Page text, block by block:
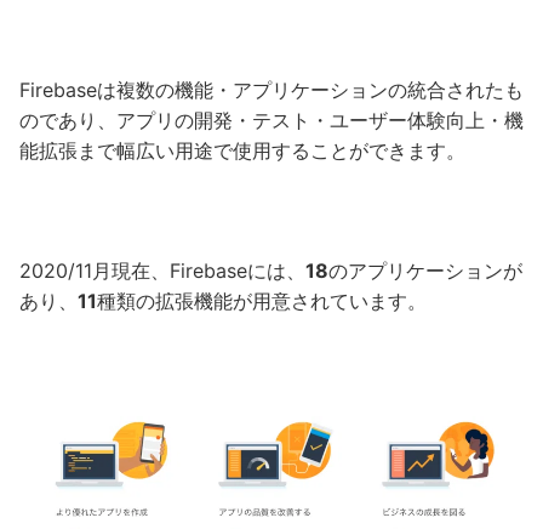
Firebaseは複数の機能・アプリケーションの統合されたも
のであり、アプリの開発・テスト・ユーザー体験向上・機
能拡張まで幅広い用途で使用することができます。
2020/11月現在、Firebaseには、 18のアプリケーションが
あり、 11種類の拡張機能が用意されています。